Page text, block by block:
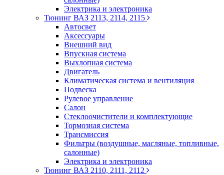
Электрика и электроника
Тюнинг ВАЗ 2113, 2114, 2115
Автосвет
Аксессуары
Внешний вид
Впускная система
Выхлопная система
Двигатель
Климатическая система и вентиляция
Подвеска
Рулевое управление
Салон
Стеклоочистители и комплектующие
Тормозная система
Трансмиссия
Фильтры (воздушные, масляные, топливные,
салонные)
Электрика и электроника
Тюнинг ВАЗ 2110, 2111, 2112